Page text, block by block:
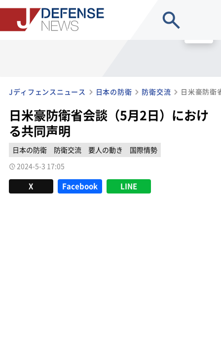
Jディフェンスニュース 日本の防衛 防衛交流 日米豪防衛
日米豪防衛省会談（5月2日）におけ
る共同声明
日本の防衛 防衛交流 要人の動き
国際情勢
2024-5-3 17:05
X Facebook LINE